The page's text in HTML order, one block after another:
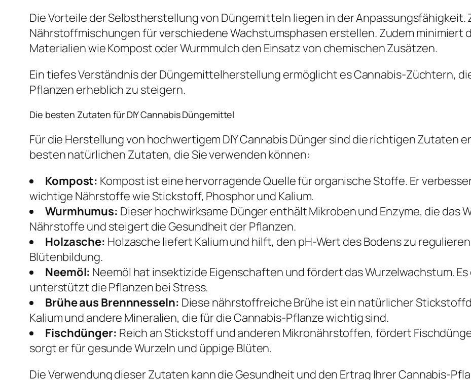
Die Vorteile der Selbstherstellung von Düngemitteln liegen in der
Nährstoffmischungen für verschiedene Wachstumsphasen erstellen. Zudem minimiert
Materialien wie Kompost oder Wurmmulch den Einsatz von chemischen Zusätzen.
Ein tiefes Verständnis der Düngemittelherstellung ermöglicht es Cannabis-Züchtern,
Pflanzen erheblich zu steigern.
Die besten Zutaten für DIY Cannabis Düngemittel
Für die Herstellung von hochwertigem DIY Cannabis Dünger sind die richtigen Zutaten
besten natürlichen Zutaten, die Sie verwenden können:
Kompost: Kompost ist eine hervorragende Quelle für organische Stoffe. Er
wichtige Nährstoffe wie Stickstoff, Phosphor und Kalium.
Wurmhumus: Dieser hochwirksame Dünger enthält Mikroben und Enzyme, die das
Nährstoffe und steigert die Gesundheit der Pflanzen.
Holzasche: Holzasche liefert Kalium und hilft, den pH-Wert des Bodens zu
Blütenbildung.
Neemöl: Neemöl hat insektizide Eigenschaften und fördert das Wurzelwachstum.
unterstützt die Pflanzen bei Stress.
Brühe aus Brennnesseln: Diese nährstoffreiche Brühe ist ein natürlicher
Kalium und andere Mineralien, die für die Cannabis-Pflanze wichtig sind.
Fischdünger: Reich an Stickstoff und anderen Mikronährstoffen, fördert
sorgt er für gesunde Wurzeln und üppige Blüten.
Die Verwendung dieser Zutaten kann die Gesundheit und den Ertrag Ihrer Cannabis-